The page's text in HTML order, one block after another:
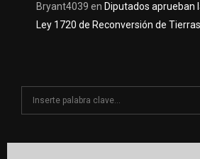
Bryant4039 en Diputados aprueban
Ley 1720 de Reconversión de Tierras